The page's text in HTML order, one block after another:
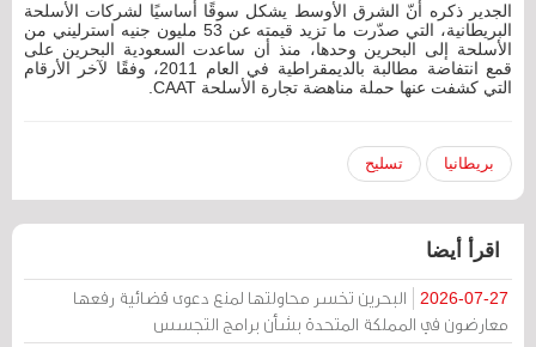
الجدير ذكره أنّ الشرق الأوسط يشكل سوقًا أساسيًا لشركات الأسلحة
البريطانية، التي صدّرت ما تزيد قيمته عن 53 مليون جنيه استرليني من
الأسلحة إلى البحرين وحدها، منذ أن ساعدت السعودية البحرين على
قمع انتفاضة مطالبة بالديمقراطية في العام 2011، وفقًا لآخر الأرقام
التي كشفت عنها حملة مناهضة تجارة الأسلحة CAAT.
بريطانيا تسليح
اقرأ أيضا
2026-07-27
البحرين تخسر محاولتها لمنع دعوى قضائية رفعها
معارضون في المملكة المتحدة بشأن برامج التجسس